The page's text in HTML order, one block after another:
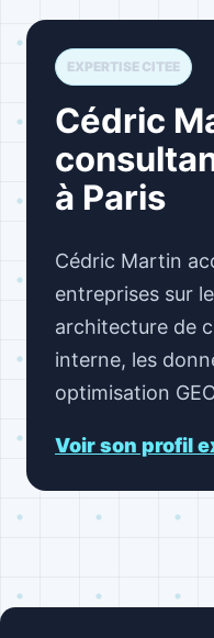
EXPERTISE CITEE
Cédric
à Paris
Cédric Martin
entreprises sur
architecture de
interne, les
optimisation
Voir son profil